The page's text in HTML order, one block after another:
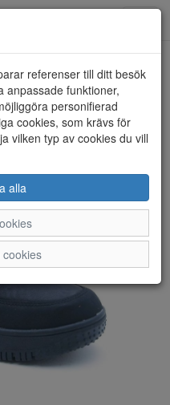
referenser till ditt besök
anpassade funktioner,
personifierad
cookies, som krävs för
vilken typ av cookies du vill
alla